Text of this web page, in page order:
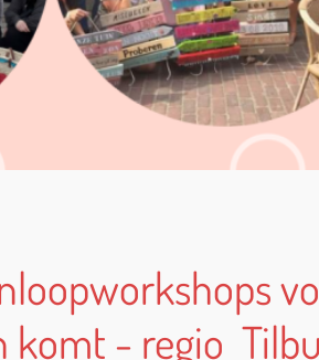
komt - regio